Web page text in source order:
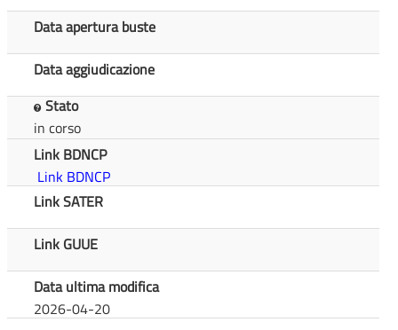
Data apertura buste
Data aggiudicazione
Stato
in corso
Link BDNCP
Link BDNCP
Link SATER
Link GUUE
Data ultima modifica
2026-04-20